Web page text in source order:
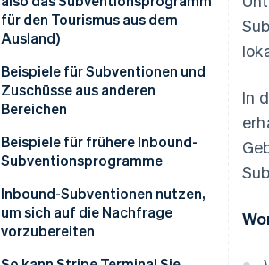
für den Tourismus aus dem
Ausland)
Subvention zur Unterstützung
der erhöhten
Reaktionsfähigkeit auf
dem Ausland
Wiederbelebung des Tourismus
Beispiele für Subventionen und
Zuschüsse aus anderen
Bereichen
„Izumiotsu City“-Subvention für
die Verbesserung der
einreisenden Touristen
(Izumiotsu City, Präfektur
Osaka)
Beispiele für frühere Inbound-
Subventionsprogramme
Unterstützungsprogramm für
Hospitality-Unternehmen in
Tokio (Tokyo Hospitality Store
Inbound-Subventionen nutzen,
um sich auf die Nachfrage
vorzubereiten
In